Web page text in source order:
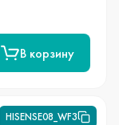
В корзину
HISENSE08_WF3